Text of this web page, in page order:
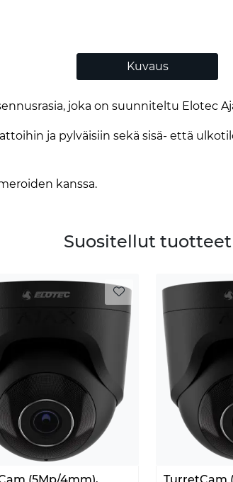
Kuvaus
joka on suunniteltu Elotec
ja pylväisiin sekä sisä- että
kanssa.
Suositellut tuotteet
(5Mp/4mm),
TurretCam